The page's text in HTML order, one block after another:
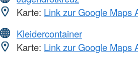
Karte: Link zur Google Maps
Kleidercontainer
Karte: Link zur Google Maps